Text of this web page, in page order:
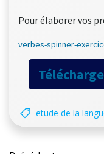
Pour élaborer vos
verbes-spinner-
etude de la